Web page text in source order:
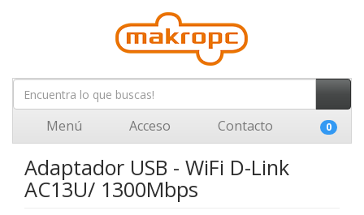
Menú Acceso Contacto 0
Adaptador USB - WiFi D-Link
AC13U/ 1300Mbps